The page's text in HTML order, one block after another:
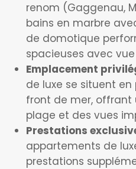
renom (Gaggenau,
bains en marbre
de domotique
spacieuses avec
Emplacement
de luxe se situent
front de mer,
plage et des vues
Prestations
appartements de
prestations